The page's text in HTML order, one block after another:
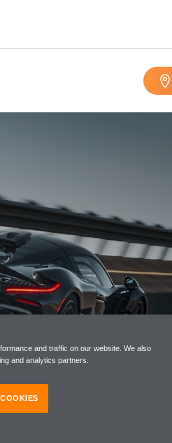
and traffic on our website. We also
and analytics partners.